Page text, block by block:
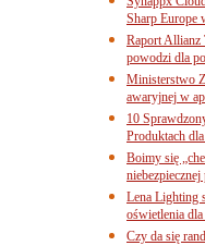
Sharp Europe
Raport Allianz
powodzi dla
Ministerstwo
awaryjnej w
10
Produktach
Boimy się
Lena Lighting
oświetlenia
Czy da się